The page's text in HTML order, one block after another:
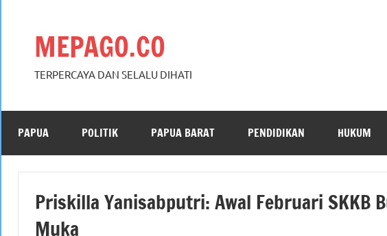
MEPAGO.CO
TERPERCAYA DAN SELALU DIHATI
PAPUA POLITIK PAPUA BARAT PENDIDIKAN HUKUM
Priskilla Yanisabputri: Awal Februari SKKB
Muka